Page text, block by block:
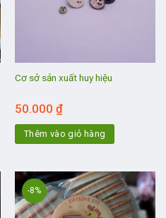
Cơ sở sản xuất huy hiệu
50.000 ₫
Thêm vào giỏ hàng
-8%